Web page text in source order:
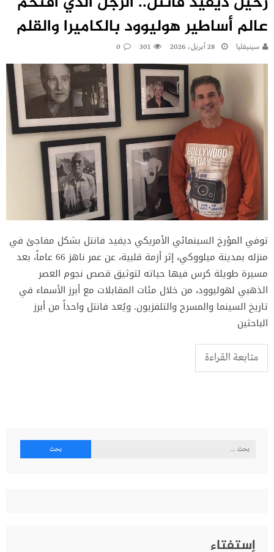
عالم أساطير هوليوود بالكاميرا والقلم
سينيفليا 28 أبريل، 2026 301
0
توفي المؤرخ السينمائي الأمريكي ديفيد فانتل بشكل مفاجئ في
منزله بمدينة ميلووكي، إثر أزمة قلبية، عن عمر ناهز 66 عاماً، بعد
مسيرة طويلة كرس فيها حياته لتوثيق قصص نجوم العصر
الذهبي لهوليوود، من خلال مئات المقابلات مع أبرز الأسماء في
تاريخ السينما والمسرح والتلفزيون. ويُعد فانتل واحداً من أبرز
الباحثين
متابعة القراءة
البحث
إستفتاء